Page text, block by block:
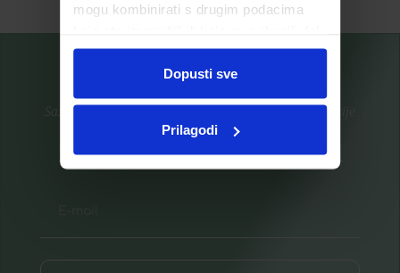
mogu kombinirati s drugim podacima
ste upotrebljavali njihove usluge.
Dopusti sve
Prilagodi
Saznajte prvi za nove proizvode i ekskluzivne promocije
Prijavite se na listu za novosti